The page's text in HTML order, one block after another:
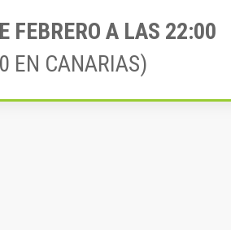
FEBRERO A LAS 22:00
EN CANARIAS)